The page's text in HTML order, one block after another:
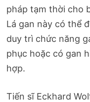
pháp tạm thời cho
Lá gan này có thể
duy trì chức năng
phục hoặc có gan
hợp.
Tiến sĩ Eckhard